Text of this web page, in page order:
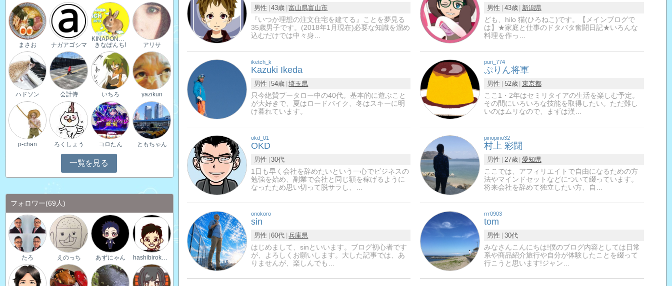
男性 43歳 富山県富山市
『いつか理想の注文住宅を建てる』ことを夢見る
35歳男子です。(2018年1月現在)必要な知識を溜め
込むだけでは中々身…
男性 43歳
新潟県
ども、hilo 猫(ひろねこ)です。【メインブログで
は】★家庭と仕事のドタバタ奮闘日記★いろんな
料理を作っ…
iketch_k
Kazuki Ikeda
男性 54歳 埼玉県
只今絶賛プータロー中の40代。基本的に遊ぶこと
が大好きで、夏はロードバイク、冬はスキーに明
け暮れています。
puri_774
ぷりん将軍
男性 52歳 東京都
ここ1・2年はセミリタイアの生活を楽しむ予定。
その間にいろいろな技能を取得したい。ただ難し
いのはムリなので、まずは漢…
okd_01
OKD
男性
30代
1日も早く会社を辞めたいという一心でビジネスの
勉強を始め、副業で会社と同じ額を稼げるように
なったため思い切って脱サラし、…
pinopino32
村上 彩闘
男性 27歳 愛知県
ここでは、アフィリエイトで自由になるための方
法やマインドセットなどについて綴っています。
将来会社を辞めて独立したい方、自…
onokoro
sin
男性 60代 兵庫県
はじめまして、sinといいます。ブログ初心者です
が、よろしくお願いします。大した記事では、あ
りませんが、楽しんでも…
rrr0903
tom
男性
30代
みなさんこんにちは!僕のブログ内容としては日常
系や商品紹介旅行や自分が体験したことを綴って
行こうと思います!ジャン…
まさお ナガアゴシマ
KINAPONCH!
きなぽんち!
アリサ
ハドソン 会計侍 いちろ yazikun
p-chan ろくしょう コロたん ともちゃん
一覧を見る
フォロワー(69人)
たろ えのっち あずにゃん